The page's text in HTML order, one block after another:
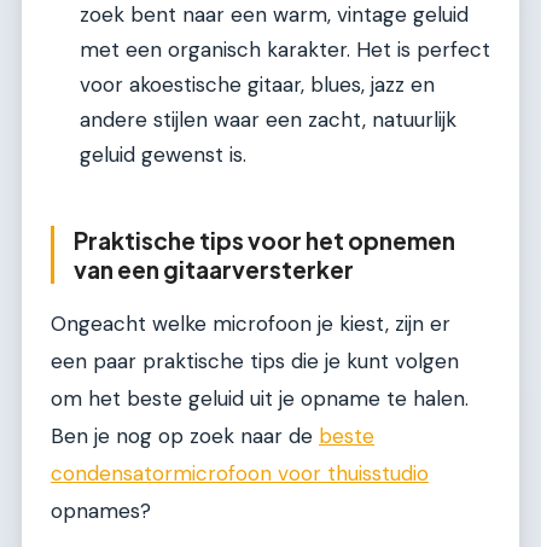
zoek bent naar een warm, vintage geluid
met een organisch karakter. Het is perfect
voor akoestische gitaar, blues, jazz en
andere stijlen waar een zacht, natuurlijk
geluid gewenst is.
Praktische tips voor het opnemen
van een gitaarversterker
Ongeacht welke microfoon je kiest, zijn er
een paar praktische tips die je kunt volgen
om het beste geluid uit je opname te halen.
Ben je nog op zoek naar de beste
condensatormicrofoon voor thuisstudio
opnames?